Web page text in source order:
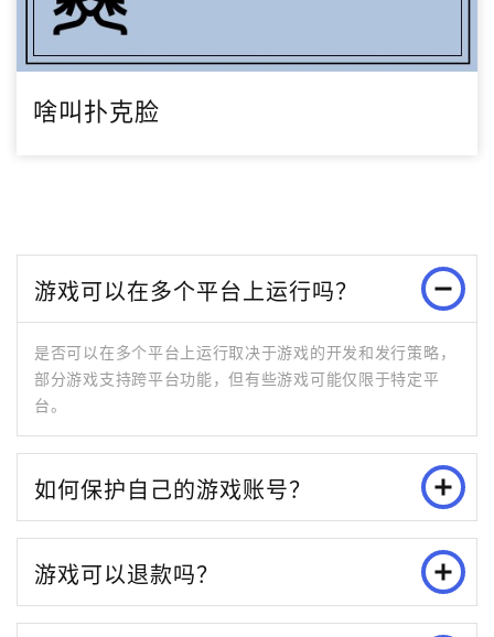
啥叫扑克脸
游戏可以在多个平台上运行吗？
是否可以在多个平台上运行取决于游戏的开发和发行策略，
部分游戏支持跨平台功能，但有些游戏可能仅限于特定平
台。
如何保护自己的游戏账号？
游戏可以退款吗？